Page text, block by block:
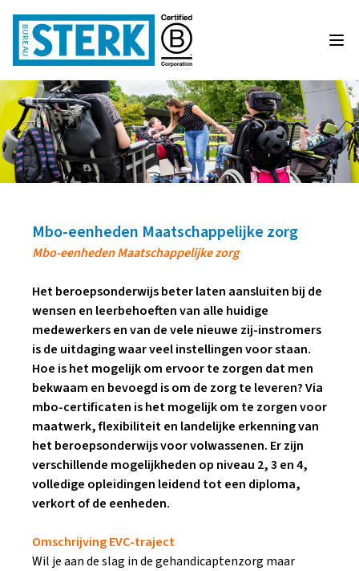
Mbo-eenheden Maatschappelijke zorg
Mbo-eenheden Maatschappelijke zorg
Het beroepsonderwijs beter laten aansluiten bij de
wensen en leerbehoeften van alle huidige
medewerkers en van de vele nieuwe zij-instromers
is de uitdaging waar veel instellingen voor staan.
Hoe is het mogelijk om ervoor te zorgen dat men
bekwaam en bevoegd is om de zorg te leveren? Via
mbo-certificaten is het mogelijk om te zorgen voor
maatwerk, flexibiliteit en landelijke erkenning van
het beroepsonderwijs voor volwassenen. Er zijn
verschillende mogelijkheden op niveau 2, 3 en 4,
volledige opleidingen leidend tot een diploma,
verkort of de eenheden.
Omschrijving EVC-traject
Wil je aan de slag in de gehandicaptenzorg maar